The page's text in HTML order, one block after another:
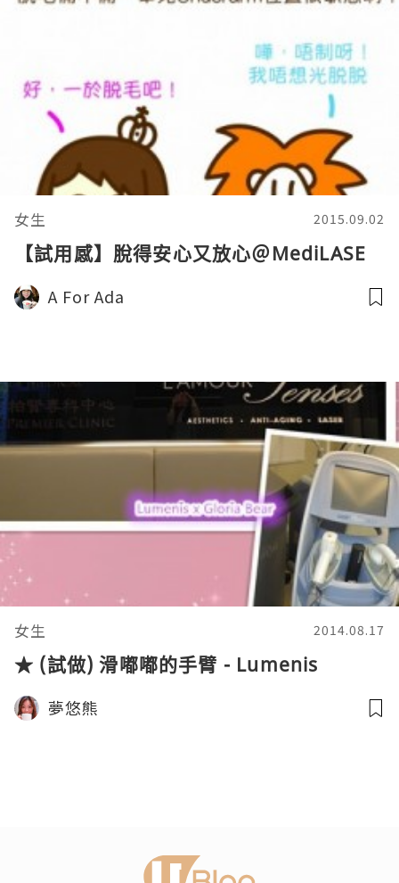
女生 2015.09.02
【試用感】脫得安心又放心＠MediLASE
A For Ada
女生 2014.08.17
★ (試做) 滑嘟嘟的手臂 - Lumenis
夢悠熊